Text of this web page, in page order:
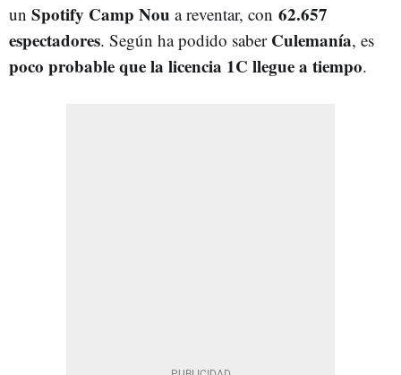
un Spotify Camp Nou a reventar, con 62.657
espectadores. Según ha podido saber Culemanía, es
poco probable que la licencia 1C llegue a tiempo.